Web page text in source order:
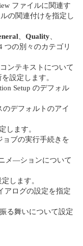
ファイルに関連す
の関連付けを指定し
Quality
つの別々のカテゴリ
ンテキストについて
設定します。
Setup のデフォル
のデフォルトのアイ
します。
ョブの実行手続きを
メ―ションについて
します。
アログの設定を指定
る舞いについて設定